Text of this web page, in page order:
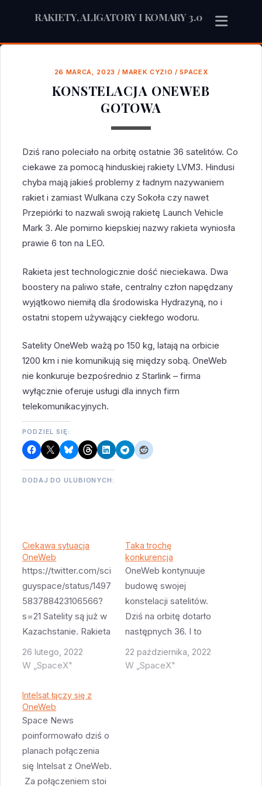
RAKIETY, ALIGATORY I KOMARY 3.0
26 MARCA, 2023 / MAREK CYZIO /SPACEX
KONSTELACJA ONEWEB
GOTOWA
Dziś rano poleciało na orbitę ostatnie 36 satelitów. Co
ciekawe za pomocą hinduskiej rakiety LVM3. Hindusi
chyba mają jakieś problemy z ładnym nazywaniem
rakiet i zamiast Wulkana czy Sokoła czy nawet
Przepiórki to nazwali swoją rakietę Launch Vehicle
Mark 3. Ale pomimo kiepskiej nazwy rakieta wyniosła
prawie 6 ton na LEO.
Rakieta jest technologicznie dość nieciekawa. Dwa
boostery na paliwo stałe, centralny człon napędzany
wyjątkowo niemiłą dla środowiska Hydrazyną, no i
ostatni stopem używający ciekłego wodoru.
Satelity OneWeb ważą po 150 kg, latają na orbicie
1200 km i nie komunikują się między sobą. OneWeb
nie konkuruje bezpośrednio z Starlink – firma
wyłącznie oferuje usługi dla innych firm
telekomunikacyjnych.
PODZIEL SIĘ:
DODAJ DO ULUBIONYCH:
Ciekawa sytuacja
OneWeb
https://twitter.com/sci
guyspace/status/1497
583788423106566?
s=21 Satelity są już w
Kazachstanie. Rakieta
gotowa. Start
planowany na 4
że rosyjski rząd nie
będzie zachwycony
wystrzeliwaniem
satelitów dla
konstelacji która ma
podwójne
zastosowanie
26 lutego, 2022
W „SpaceX"
Taka trochę
konkurencja
OneWeb kontynuuje
budowę swojej
konstelacji satelitów.
Dziś na orbitę dotarło
następnych 36. I to
dość nietypową
rakietą - hinduską
22 października, 2022
W „SpaceX"
Intelsat łączy się z
OneWeb
Space News
poinformowało dziś o
planach połączenia
się Intelsat z OneWeb.
Za połączeniem stoi